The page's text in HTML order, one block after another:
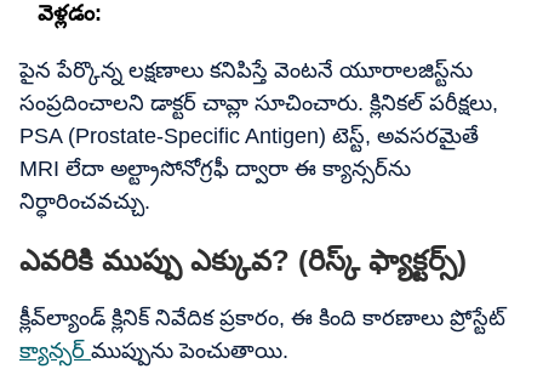
వెళ్లడం:
పైన పేర్కొన్న లక్షణాలు కనిపిస్తే వెంటనే యూరాలజిస్ట్‌ను
సంప్రదించాలని డాక్టర్ చావ్లా సూచించారు. క్లినికల్ పరీక్షలు,
PSA (Prostate-Specific Antigen) టెస్ట్, అవసరమైతే
MRI లేదా అల్ట్రాసోనోగ్రఫీ ద్వారా ఈ క్యాన్సర్‌ను
నిర్ధారించవచ్చు.
ఎవరికి ముప్పు ఎక్కువ? (రిస్క్ ఫ్యాక్టర్స్)
క్లీవ్‌ల్యాండ్ క్లినిక్ నివేదిక ప్రకారం, ఈ కింది కారణాలు ప్రోస్టేట్
క్యాన్సర్ ముప్పును పెంచుతాయి.